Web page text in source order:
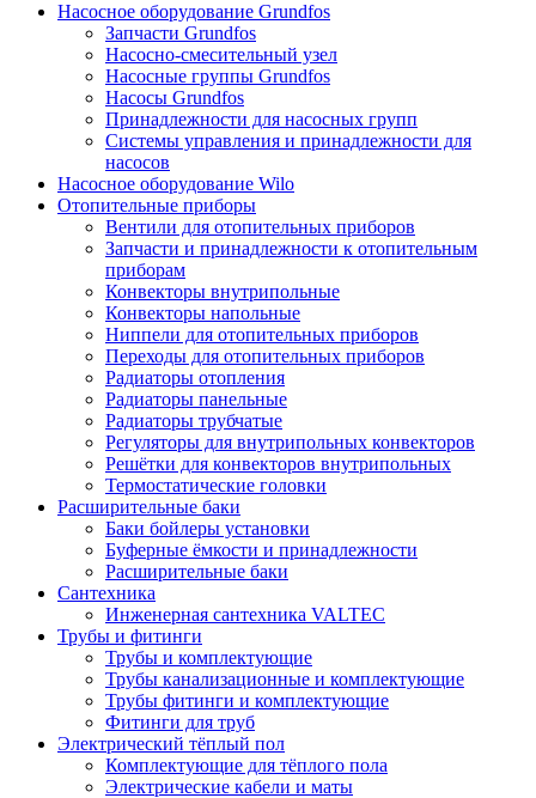
Насосное оборудование Grundfos
Запчасти Grundfos
Насосно-смесительный узел
Насосные группы Grundfos
Насосы Grundfos
Принадлежности для насосных групп
Системы управления и принадлежности для
насосов
Насосное оборудование Wilo
Отопительные приборы
Вентили для отопительных приборов
Запчасти и принадлежности к отопительным
приборам
Конвекторы внутрипольные
Конвекторы напольные
Ниппели для отопительных приборов
Переходы для отопительных приборов
Радиаторы отопления
Радиаторы панельные
Радиаторы трубчатые
Регуляторы для внутрипольных конвекторов
Решётки для конвекторов внутрипольных
Термостатические головки
Расширительные баки
Баки бойлеры установки
Буферные ёмкости и принадлежности
Расширительные баки
Сантехника
Инженерная сантехника VALTEC
Трубы и фитинги
Трубы и комплектующие
Трубы канализационные и комплектующие
Трубы фитинги и комплектующие
Фитинги для труб
Электрический тёплый пол
Комплектующие для тёплого пола
Электрические кабели и маты